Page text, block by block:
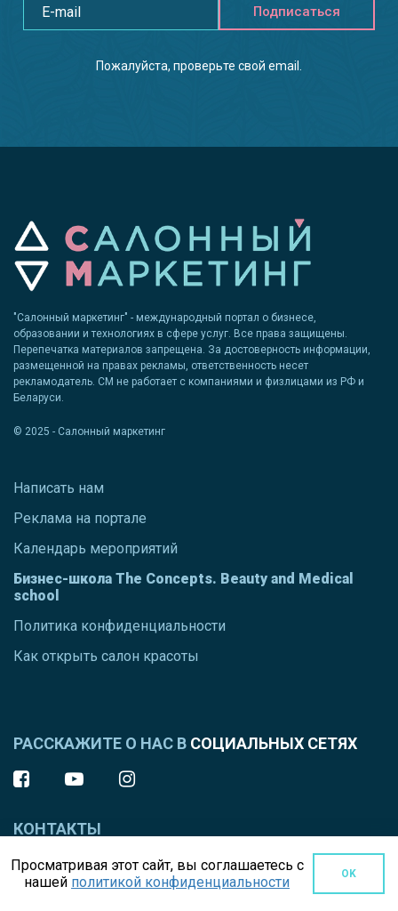
Подписаться
Пожалуйста, проверьте свой email.
Просматривая этот сайт, вы соглашаетесь с
нашей политикой конфиденциальности OK
"Салонный маркетинг" - международный портал о бизнесе,
образовании и технологиях в сфере услуг. Все права защищены.
Перепечатка материалов запрещена. За достоверность информации,
размещенной на правах рекламы, ответственность несет
рекламодатель. СМ не работает с компаниями и физлицами из РФ и
Беларуси.
© 2025 - Салонный маркетинг
Написать нам
Реклама на портале
Календарь мероприятий
Бизнес-школа The Concepts. Beauty and Medical
school
Политика конфиденциальности
Как открыть салон красоты
РАССКАЖИТЕ О НАС В СОЦИАЛЬНЫХ СЕТЯХ
КОНТАКТЫ
+ 38 067 217 32 17
VIBER, TELEGRAM, WHATSAPP